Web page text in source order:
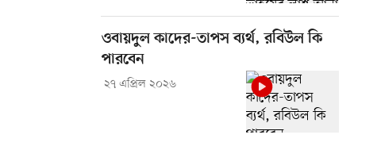
ওবায়দুল কাদের-তাপস ব্যর্থ, রবিউল কি
পারবেন
২৭ এপ্রিল ২০২৬